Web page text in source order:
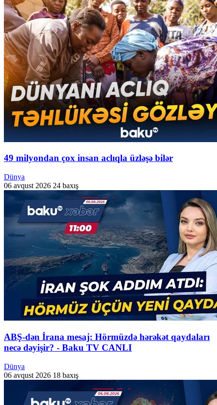
49 milyondan çox insan aclıqla üzləşə bilər
Dünya
06 avqust 2026 24 baxış
ABŞ-dən İrana mesaj: Hörmüzdə hərəkət qaydaları
necə dəyişir? - Baku TV CANLI
Dünya
06 avqust 2026 18 baxış